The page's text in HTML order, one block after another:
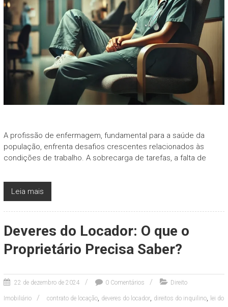
A profissão de enfermagem, fundamental para a saúde da
população, enfrenta desafios crescentes relacionados às
condições de trabalho. A sobrecarga de tarefas, a falta de
Leia mais
Deveres do Locador: O que o
Proprietário Precisa Saber?
22 de dezembro de 2024 0 Comentários Direito
Imobiliário contrato de locação, deveres do locador, direitos do inquilino, lei do